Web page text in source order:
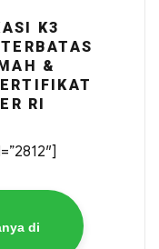
K3
&
RI
di